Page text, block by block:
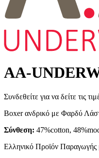
AA-
Συνδεθείτε για να δείτε τις
Boxer ανδρικό με Φαρδύ
Σύνθεση: 47%cotton,
Ελληνικό Προϊόν Παραγωγής